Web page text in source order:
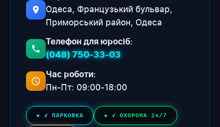
Одеса, Французький бульвар,
Приморський район, Одеса
Телефон для юросіб:
(048) 750-33-03
Час роботи:
Пн-Пт: 09:00-18:00
✓ ПАРКОВКА ✓ ОХОРОНА 24/7